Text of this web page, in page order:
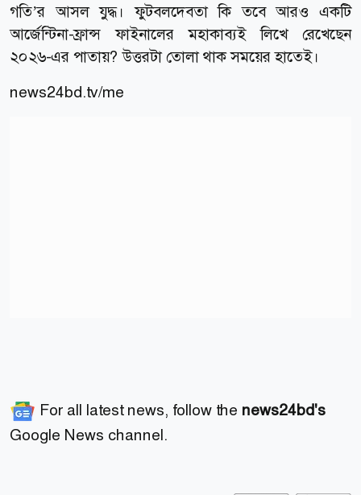
গতি’র আসল যুদ্ধ। ফুটবলদেবতা কি তবে আরও একটি
আর্জেন্টিনা-ফ্রান্স ফাইনালের মহাকাব্যই লিখে রেখেছেন
২০২৬-এর পাতায়? উত্তরটা তোলা থাক সময়ের হাতেই।
news24bd.tv/me
For all latest news, follow the news24bd's
Google News channel.